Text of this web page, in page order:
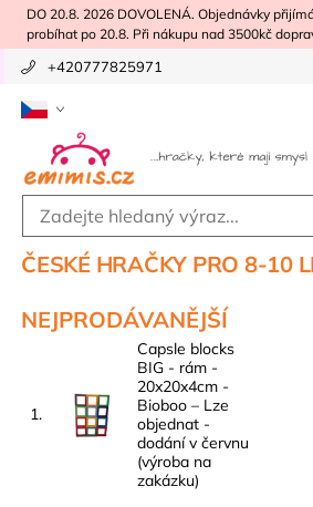
DO 20.8. 2026 DOVOLENÁ. Objednávky
probíhat po 20.8. Při nákupu nad 3500kč
+420777825971
ČESKÉ HRAČKY PRO 8-10
NEJPRODÁVANĚJŠÍ
1.
Capsle blocks
BIG - rám -
20x20x4cm -
Bioboo – Lze
objednat -
dodání v červnu
(výroba na
zakázku)